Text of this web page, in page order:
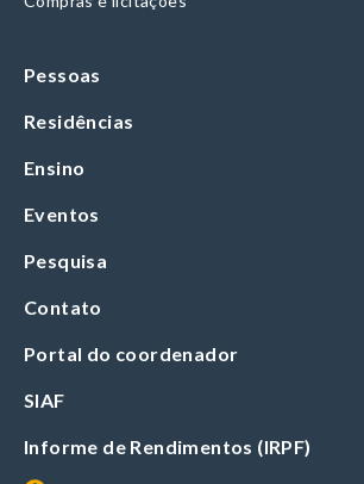
Pessoas
Residências
Ensino
Eventos
Pesquisa
Contato
Portal do coordenador
SIAF
Informe de Rendimentos (IRPF)